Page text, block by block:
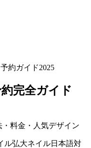
約ガイド2025
完全ガイド
料金・人気デザイン
ル弘大ネイル日本語対